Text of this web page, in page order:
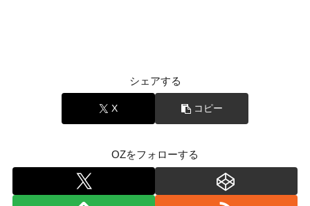
シェアする
X コピー
OZをフォローする